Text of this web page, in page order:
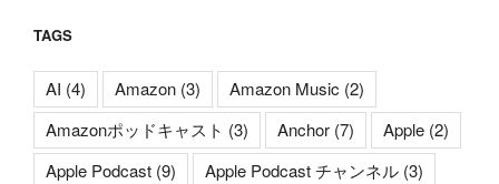
TAGS
AI (4) Amazon (3) Amazon Music (2)
Amazonポッドキャスト (3) Anchor (7) Apple (2)
Apple Podcast (9) Apple Podcast チャンネル (3)